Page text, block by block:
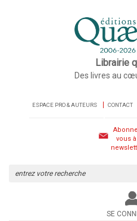
Librairie
Des livres au
ESPACE PRO & AUTEURS CONTACT
vous
le
SE